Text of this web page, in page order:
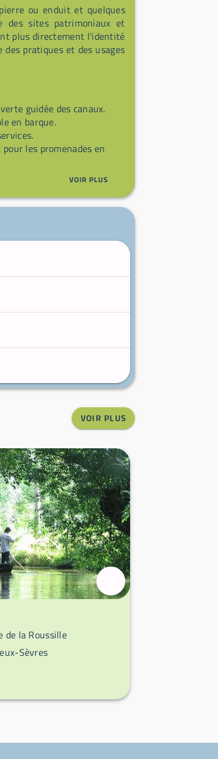
ou enduit et quelques
des sites patrimoniaux et
plus directement l'identité
pratiques et des usages
guidée des canaux.
en barque.
les promenades en
VOIR PLUS
VOIR PLUS
de la Roussille
Sèvres